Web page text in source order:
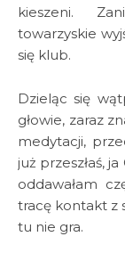
kieszeni.
towarzyskie
się klub.
Dzieląc się
głowie, zaraz
medytacji,
już przeszłaś,
oddawałam
tracę kontakt z
tu nie gra.